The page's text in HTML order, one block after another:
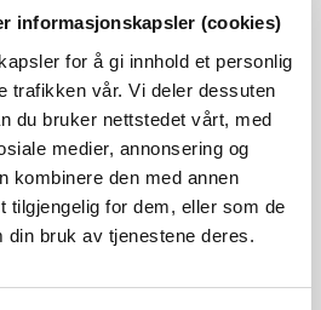
informasjonskapsler (cookies)
for å gi innhold et personlig
trafikken vår. Vi deler dessuten
du bruker nettstedet vårt, med
medier, annonsering og
kombinere den med annen
tilgjengelig for dem, eller som de
din bruk av tjenestene deres.
en nettinvestering skal kunne
ved sin tilknytning eller
legge frem et estimat på
kunden må betale. Som et
være oppstilt fordelt på arbeids-
på hovedkomponenter.